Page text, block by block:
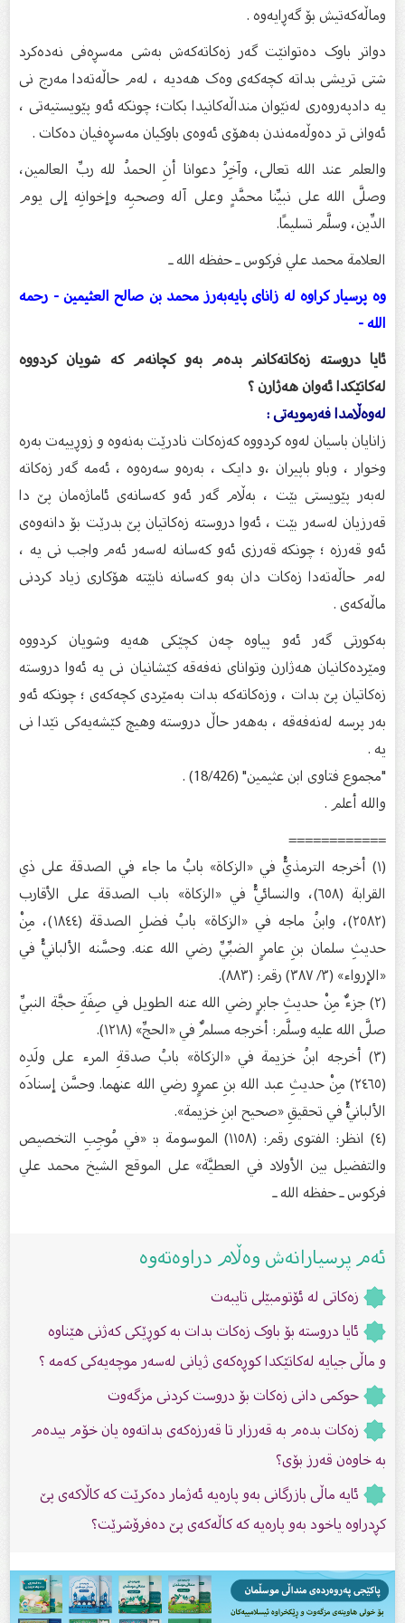
وماڵەکەتیش بۆ گەڕایەوە .
دواتر باوک دەتوانێت گەر زەکاتەکەش بەشی مەسڕەفی نەدەکرد
شتی تریشی بداتە کچەکەی وەک هەدیە ، لەم حاڵەتەدا مەرج نی
یە دادپەروەری لەنێوان منداڵەکانیدا بکات؛ چونکە ئەو پێویستیەتی ،
ئەوانی تر دەوڵەمەندن بەهۆی ئەوەی باوکیان مەسڕەفیان دەکات .
والعلم عند الله تعالى، وآخِرُ دعوانا أنِ الحمدُ لله ربِّ العالمين،
وصلَّى الله على نبيِّنا محمَّدٍ وعلى آله وصحبِه وإخوانِه إلى يوم
الدِّين، وسلَّم تسليمًا.
العلامة محمد علي فركوس ـ حفظه الله ـ
وە پرسیار کراوە لە زاناى پایەبەرز محمد بن صالح العثیمین - رحمه
الله -
ئایا دروستە زەکاتەکانم بدەم بەو کچانەم کە شویان کردووە
لەکاتێکدا ئەوان هەژارن ؟
لەوەڵامدا فەرمویەتى :
زانایان باسیان لەوە کردووە کەزەکات نادرێت بەنەوە و زوڕییەت بەرە
وخوار ، وباو باپیران ،و دایک ، بەرەو سەرەوە ، ئەمە گەر زەکاتە
لەبەر پێویستی بێت ، بەڵام گەر ئەو کەسانەی ئاماژەمان پێ دا
قەرزیان لەسەر بێت ، ئەوا دروستە زەکاتیان پێ بدرێت بۆ دانەوەی
ئەو قەرزە ؛ چونکە قەرزی ئەو کەسانە لەسەر ئەم واجب نی یە ،
لەم حاڵەتەدا زەکات دان بەو کەسانە نابێتە هۆکاری زیاد کردنی
ماڵەکەی .
بەکورتی گەر ئەو پیاوە چەن کچێکی هەیە وشویان کردووە
ومێردەکانیان هەژارن وتوانای نەفەقە کێشانیان نی یە ئەوا دروستە
زەکاتیان پێ بدات ، وزەکاتەکە بدات بەمێردی کچەکەی ؛ چونکە ئەو
بەر پرسە لەنەفەقە ، بەهەر حاڵ دروستە وهیچ کێشەیەکی تێدا نی
یە .
"مجموع فتاوى ابن عثيمين" (18/426) .
والله أعلم .
============
(١) أخرجه الترمذيُّ في «الزكاة» بابُ ما جاء في الصدقة على ذي
القرابة (٦٥٨)، والنسائيُّ في «الزكاة» باب الصدقة على الأقارب
(٢٥٨٢)، وابنُ ماجه في «الزكاة» بابُ فضلِ الصدقة (١٨٤٤)، مِنْ
حديثِ سلمان بنِ عامرٍ الضبِّيِّ رضي الله عنه. وحسَّنه الألبانيُّ في
«الإرواء» (٣/ ٣٨٧) رقم: (٨٨٣).
(٢) جزءٌ مِنْ حديثِ جابرٍ رضي الله عنه الطويل في صِفَةِ حجَّة النبيِّ
صلَّى الله عليه وسلَّم: أخرجه مسلمٌ في «الحجِّ» (١٢١٨).
(٣) أخرجه ابنُ خزيمة في «الزكاة» بابُ صدقةِ المرء على ولَدِه
(٢٤٦٥) مِنْ حديثِ عبد الله بنِ عمرٍو رضي الله عنهما. وحسَّن إسنادَه
الألبانيُّ في تحقيقِ «صحيح ابنِ خزيمة».
(٤) انظر: الفتوى رقم: (١١٥٨) الموسومة ﺑ: «في مُوجِبِ التخصيص
والتفضيل بين الأولاد في العطيَّة» على الموقع الشیخ محمد علي
فركوس ـ حفظه الله ـ
ئەم پرسیارانەش وەڵام دراوەتەوە
زەکاتی لە ئۆتومبێلی تایبەت
ئایا دروستە بۆ باوک زەکات بدات بە کوڕێکی کەژنی هێناوە
و ماڵى جیایە لەکاتێکدا کوڕەکەی ژیانی لەسەر موچەیەکی کەمە ؟
حوکمی دانی زەکات بۆ دروست کردنی مزگەوت
زەكات بدەم بە قەرزار تا قەرزەكەی بداتەوە یان خۆم بیدەم
بە خاوەن قەرز بۆی؟
ئایە ماڵی بازرگانی بەو پارەیە ئەژمار دەکرێت کە کاڵاکەی پێ
کڕدراوە یاخود بەو پارەیە کە کاڵەکەی پێ دەفرۆشرێت؟